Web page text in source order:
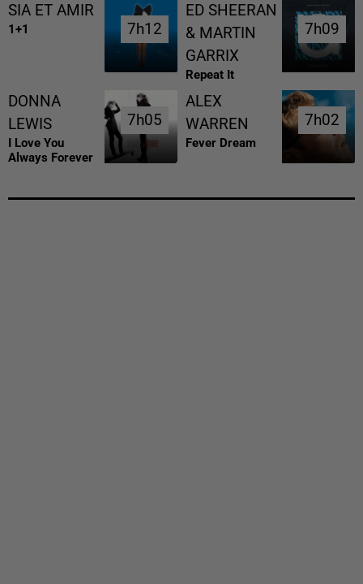
SIA ET AMIR
1+1 7h12
7h12
ED SHEERAN
& MARTIN
GARRIX
Repeat It
7h09
7h09
DONNA
LEWIS
I Love You
Always Forever
7h05
7h05
ALEX
WARREN
Fever Dream
7h02
7h02